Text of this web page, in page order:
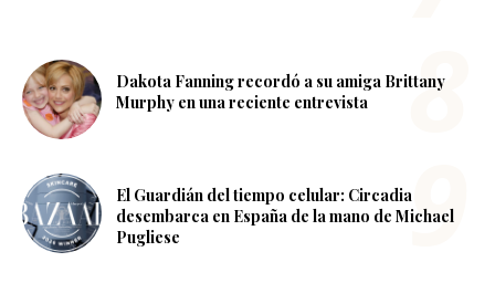
Dakota Fanning recordó a su amiga Brittany
Murphy en una reciente entrevista
El Guardián del tiempo celular: Circadia
desembarca en España de la mano de Michael
Pugliese